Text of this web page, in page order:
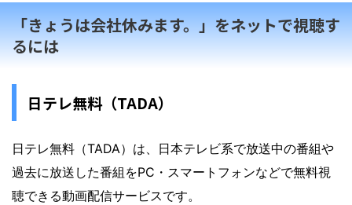
「きょうは会社休みます。」をネットで視聴す
るには
日テレ無料（TADA）
日テレ無料（TADA）は、日本テレビ系で放送中の番組や
過去に放送した番組をPC・スマートフォンなどで無料視
聴できる動画配信サービスです。